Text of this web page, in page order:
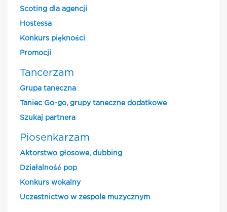
Scoting dla agencji
Hostessa
Konkurs piękności
Promocji
Tancerzam
Grupa taneczna
Taniec Go-go, grupy taneczne dodatkowe
Szukaj partnera
Piosenkarzam
Aktorstwo głosowe, dubbing
Działalność pop
Konkurs wokalny
Uczestnictwo w zespole muzycznym